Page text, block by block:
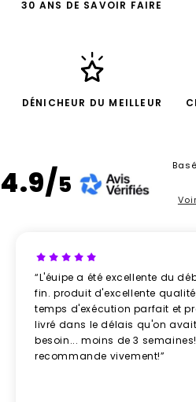
30 ANS DE SAVOIR FAIRE
DÉNICHEUR DU MEILLEUR
4.9/5
“L'éuipe a été excellente du
fin. produit d'excellente
temps d'exécution parfait et
livré dans le délais qu'on avait
besoin... moins de 3
recommande vivement!”